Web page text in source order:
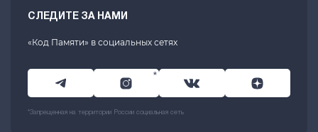
СЛЕДИТЕ ЗА НАМИ
«Код Памяти» в социальных сетях
*
*Запрещенная на территории России социальная сеть